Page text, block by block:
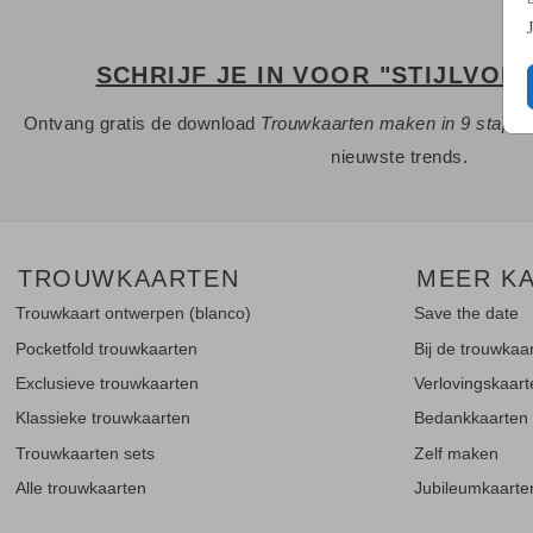
SCHRIJF JE IN VOOR
Ontvang gratis de download Trouwkaarten maken in 9 stappen
nieuwste trends.
TROUWKAARTEN
Trouwkaart ontwerpen (blanco)
Pocketfold trouwkaarten
Exclusieve trouwkaarten
Klassieke trouwkaarten
Trouwkaarten sets
Alle trouwkaarten
MEER
Save the date
Bij de
Bedankkaarten
Zelf maken